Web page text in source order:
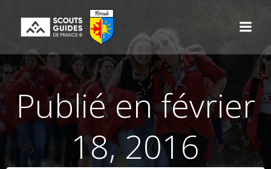
contenu
Publié en février
18, 2016